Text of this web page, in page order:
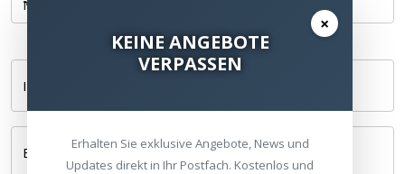
Ihr Name *
E-Mail *
×
KEINE ANGEBOTE
VERPASSEN
Erhalten Sie exklusive Angebote, News und
Updates direkt in Ihr Postfach. Kostenlos und